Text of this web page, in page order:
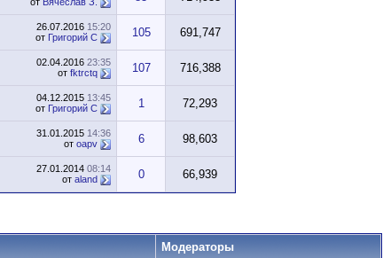
26.07.2016 15:20
от Григорий С 105 691,747
02.04.2016 23:35
от fktrctq 107 716,388
04.12.2015 13:45
от Григорий С 1 72,293
31.01.2015 14:36
от oapv 6 98,603
27.01.2014 08:14
от aland 0 66,939
Модераторы